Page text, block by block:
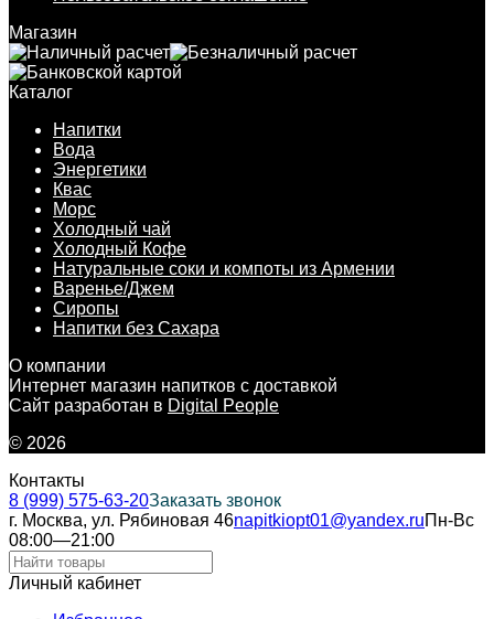
Магазин
Каталог
Напитки
Вода
Энергетики
Квас
Морс
Холодный чай
Холодный Кофе
Натуральные соки и компоты из Армении
Варенье/Джем
Сиропы
Напитки без Сахара
О компании
Интернет магазин напитков с доставкой
Сайт разработан в Digital People
© 2026
Контакты
8 (999) 575-63-20Заказать звонок
г. Москва, ул. Рябиновая 46napitkiopt01@yandex.ruПн-Вс
08:00—21:00
Личный кабинет